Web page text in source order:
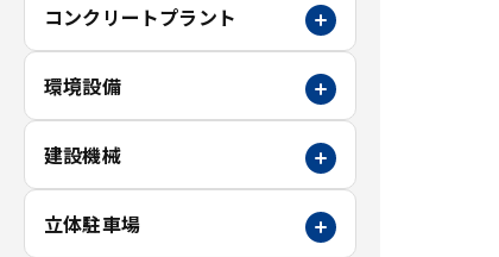
コンクリートプラント
環境設備
建設機械
立体駐車場